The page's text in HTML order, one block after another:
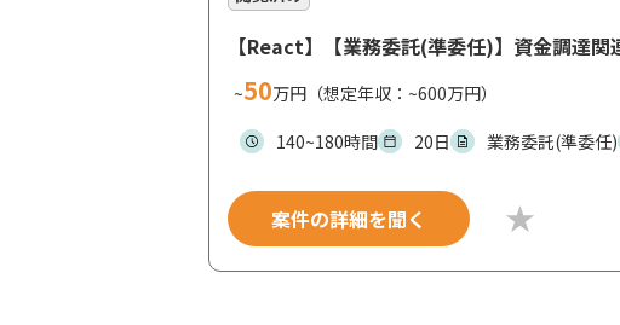
【React】【業務委託(準委任)】資金調達
~50万円（想定年収：~600万円）
140~180時間
20日 業務委託(準委任)
案件の詳細を聞く